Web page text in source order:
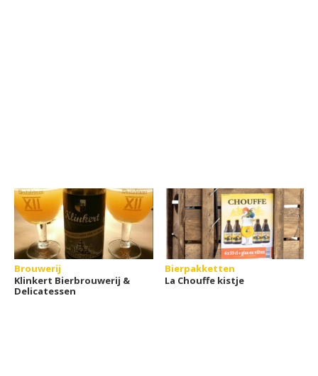
Brouwerij
Klinkert Bierbrouwerij &
Delicatessen
Bierpakketten
La Chouffe kistje